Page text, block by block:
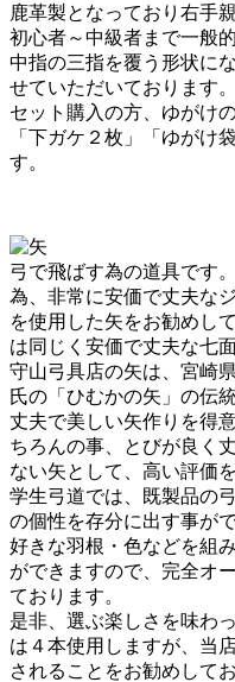
鹿革製となっており右手
初心者～中級者まで一般
中指の三指を覆う形状に
せていただいております。
セット購入の方、ゆがけ
「下ガケ２枚」「ゆがけ
す。
弓で飛ばす為の道具です
為、非常に安価で丈夫な
を使用した矢をお勧めし
は同じく安価で丈夫な七
守山弓具店の矢は、宮崎
氏の「ひむかの矢」の伝
丈夫で美しい矢作りを得
ちろんの事、とびが良く
ない矢として、高い評価
学生弓道では、既製品の
の個性を存分に出す事がで
好きな羽根・色などを組
ができますので、完全オ
ております。
是非、選ぶ楽しさを味わ
は４本使用しますが、当
されることをお勧めして